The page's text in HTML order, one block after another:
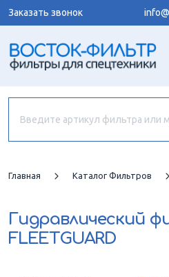
Заказать звонок
Главная Каталог Фильтров
Гидравлический
FLEETGUARD